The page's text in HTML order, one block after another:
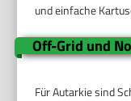
und einfache
Off-Grid und
Für Autarkie sind